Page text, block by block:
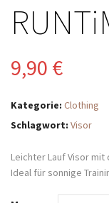
9,90 €
Kategorie: Clothing
Schlagwort: Visor
Leichter Lauf Visor
Ideal für sonnige